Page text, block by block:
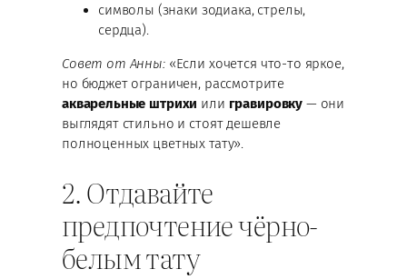
символы (знаки зодиака, стрелы,
сердца).
Совет от Анны:«Если хочется что-то яркое,
но бюджет ограничен, рассмотрите
акварельные штрихи или гравировку — они
выглядят стильно и стоят дешевле
полноценных цветных тату».
2. Отдавайте
предпочтение чёрно-
белым тату